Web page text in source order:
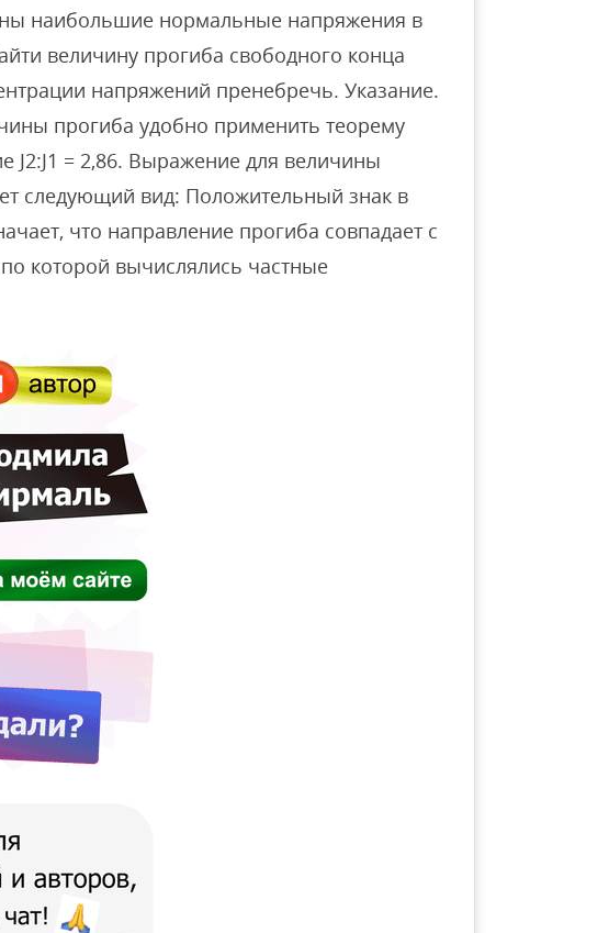
наибольшие нормальные напряжения в
величину прогиба свободного конца
напряжений пренебречь. Указание.
прогиба удобно применить теорему
J2:J1 = 2,86. Выражение для величины
следующий вид: Положительный знак в
что направление прогиба совпадает с
которой вычислялись частные